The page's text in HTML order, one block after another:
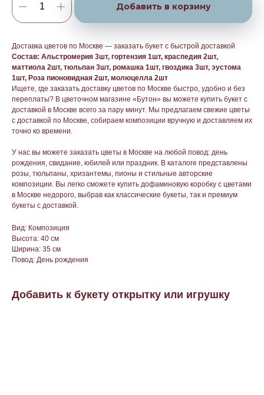
Добавить в корзину
Доставка цветов по Москве — заказать букет с быстрой доставкой
Состав: Альстромерия 3шт, гортензия 1шт, краспедия 2шт,
маттиола 2шт, тюльпан 3шт, ромашка 1шт, гвоздика 3шт, эустома
1шт, Роза пионовидная 2шт, молюцелла 2шт
Ищете, где заказать доставку цветов по Москве быстро, удобно и без
переплаты? В цветочном магазине «Бутон» вы можете купить букет с
доставкой в Москве всего за пару минут. Мы предлагаем свежие цветы
с доставкой по Москве, собираем композиции вручную и доставляем их
точно ко времени.
У нас вы можете заказать цветы в Москве на любой повод: день
рождения, свидание, юбилей или праздник. В каталоге представлены
розы, тюльпаны, хризантемы, пионы и стильные авторские
композиции. Вы легко сможете купить дофаминовую коробку с цветами
в Москве недорого, выбрав как классические букеты, так и премиум
букеты с доставкой.
Вид: Композиция
Высота: 40 см
Ширина: 35 см
Повод: День рождения
Добавить к букету открытку или игрушку